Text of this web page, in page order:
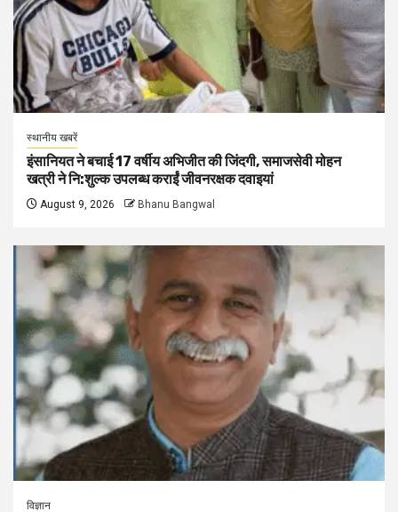
स्थानीय खबरें
इंसानियत ने बचाई 17 वर्षीय अभिजीत की जिंदगी, समाजसेवी मोहन
खत्री ने नि:शुल्क उपलब्ध कराईं जीवनरक्षक दवाइयां
August 9, 2026 Bhanu Bangwal
विज्ञान